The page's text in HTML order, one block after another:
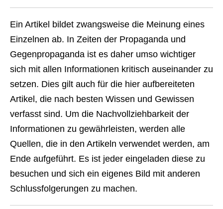
Ein Artikel bildet zwangsweise die Meinung eines
Einzelnen ab. In Zeiten der Propaganda und
Gegenpropaganda ist es daher umso wichtiger
sich mit allen Informationen kritisch auseinander zu
setzen. Dies gilt auch für die hier aufbereiteten
Artikel, die nach besten Wissen und Gewissen
verfasst sind. Um die Nachvollziehbarkeit der
Informationen zu gewährleisten, werden alle
Quellen, die in den Artikeln verwendet werden, am
Ende aufgeführt. Es ist jeder eingeladen diese zu
besuchen und sich ein eigenes Bild mit anderen
Schlussfolgerungen zu machen.